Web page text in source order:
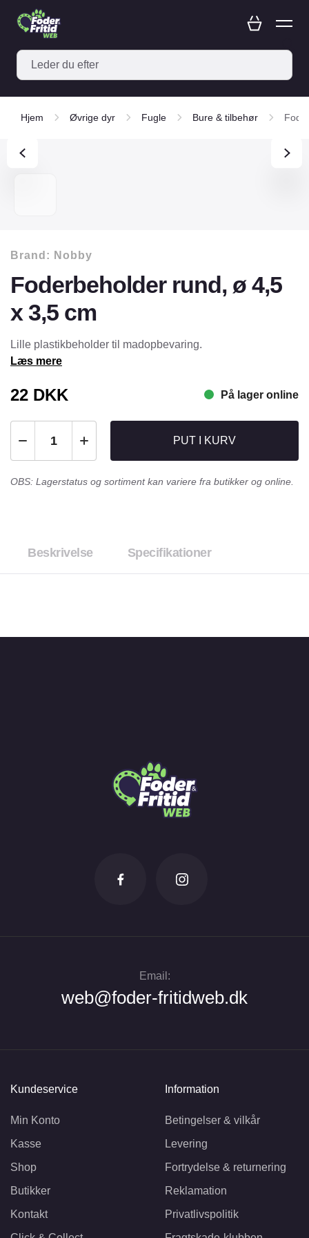
Hjem Øvrige dyr Fugle Bure & tilbehør
Brand: Nobby
Foderbeholder rund, ø 4,5
x 3,5 cm
Lille plastikbeholder til madopbevaring.
Læs mere
22 DKK På lager online
PUT I KURV
OBS: Lagerstatus og sortiment kan variere fra butikker og online.
Beskrivelse Specifikationer
Email:
web@foder-fritidweb.dk
Kundeservice
Min Konto
Kasse
Shop
Butikker
Kontakt
Information
Betingelser & vilkår
Levering
Fortrydelse & returnering
Reklamation
Privatlivspolitik